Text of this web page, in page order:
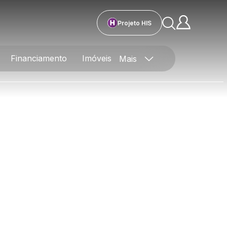
Projeto HIS
Financiamento Imóveis Mais